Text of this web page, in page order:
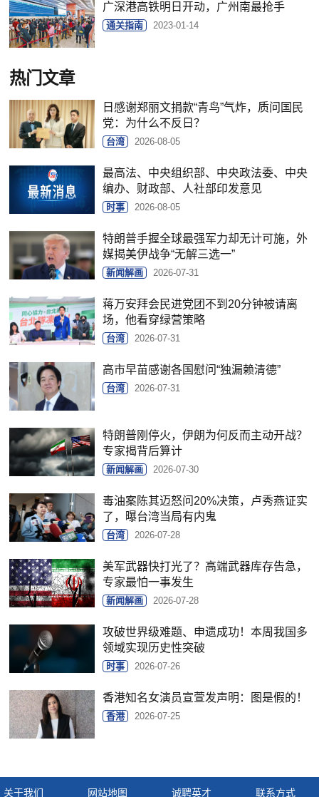
广深港高铁明日开动，广州南最抢手
通关指南 2023-01-14
热门文章
日感谢郑丽文捐款“青鸟”气炸，质问国民
党：为什么不反日？
台湾 2026-08-05
最高法、中央组织部、中央政法委、中央
编办、财政部、人社部印发意见
时事 2026-08-05
特朗普手握全球最强军力却无计可施，外
媒揭美伊战争“无解三选一”
新闻解画 2026-07-31
蒋万安拜会民进党团不到20分钟被请离
场，他看穿绿营策略
台湾 2026-07-31
高市早苗感谢各国慰问“独漏赖清德”
台湾 2026-07-31
特朗普刚停火，伊朗为何反而主动开战？
专家揭背后算计
新闻解画 2026-07-30
毒油案陈其迈怒问20%决策，卢秀燕证实
了，曝台湾当局有内鬼
台湾 2026-07-28
美军武器快打光了？高端武器库存告急，
专家最怕一事发生
新闻解画 2026-07-28
攻破世界级难题、申遗成功！本周我国多
领域实现历史性突破
时事 2026-07-26
香港知名女演员宣萱发声明：图是假的！
香港 2026-07-25
关于我们 网站地图 诚聘英才 联系方式